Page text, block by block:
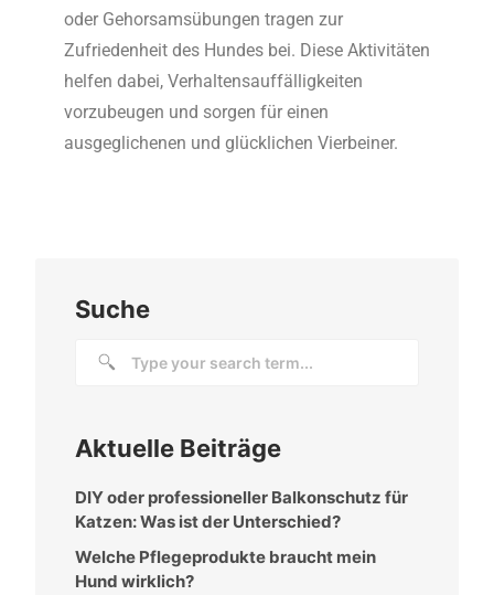
oder Gehorsamsübungen tragen zur
Zufriedenheit des Hundes bei. Diese Aktivitäten
helfen dabei, Verhaltensauffälligkeiten
vorzubeugen und sorgen für einen
ausgeglichenen und glücklichen Vierbeiner.
Suche
Aktuelle Beiträge
DIY oder professioneller Balkonschutz für
Katzen: Was ist der Unterschied?
Welche Pflegeprodukte braucht mein
Hund wirklich?